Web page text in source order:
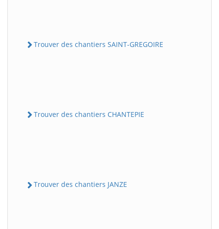
Trouver des chantiers SAINT-GREGOIRE
Trouver des chantiers CHANTEPIE
Trouver des chantiers JANZE